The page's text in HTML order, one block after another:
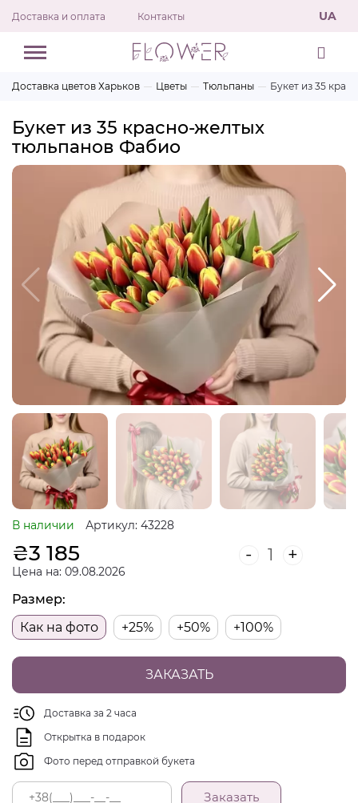
Доставка и оплата Контакты UA
Доставка цветов Харьков Цветы Тюльпаны Букет из 35
Букет из 35 красно-желтых
тюльпанов Фабио
В наличии Артикул: 43228
₴3 185
Цена на: 09.08.2026
- +
ЗАКАЗАТЬ
Размер:
Как на фото
+25% +50% +100%
Доставка за 2 часа
Открытка в подарок
Фото перед отправкой букета
Заказать